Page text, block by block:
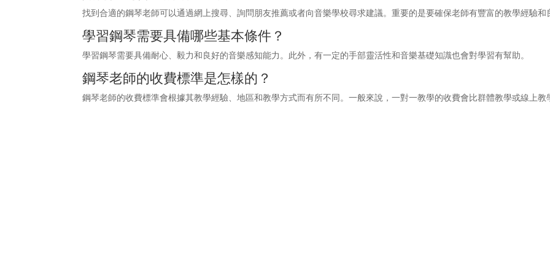
找到合適的鋼琴老師可以通過網上搜尋、詢問朋友推薦或者向音樂學校尋求建議。重要的是要確保老師有豐富的教學經驗和
學習鋼琴需要具備哪些基本條件？
學習鋼琴需要具備耐心、毅力和良好的音樂感知能力。此外，有一定的手部靈活性和音樂基礎知識也會對學習有幫助。
鋼琴老師的收費標準是怎樣的？
鋼琴老師的收費標準會根據其教學經驗、地區和教學方式而有所不同。一般來說，一對一教學的收費會比群體教學或線上教